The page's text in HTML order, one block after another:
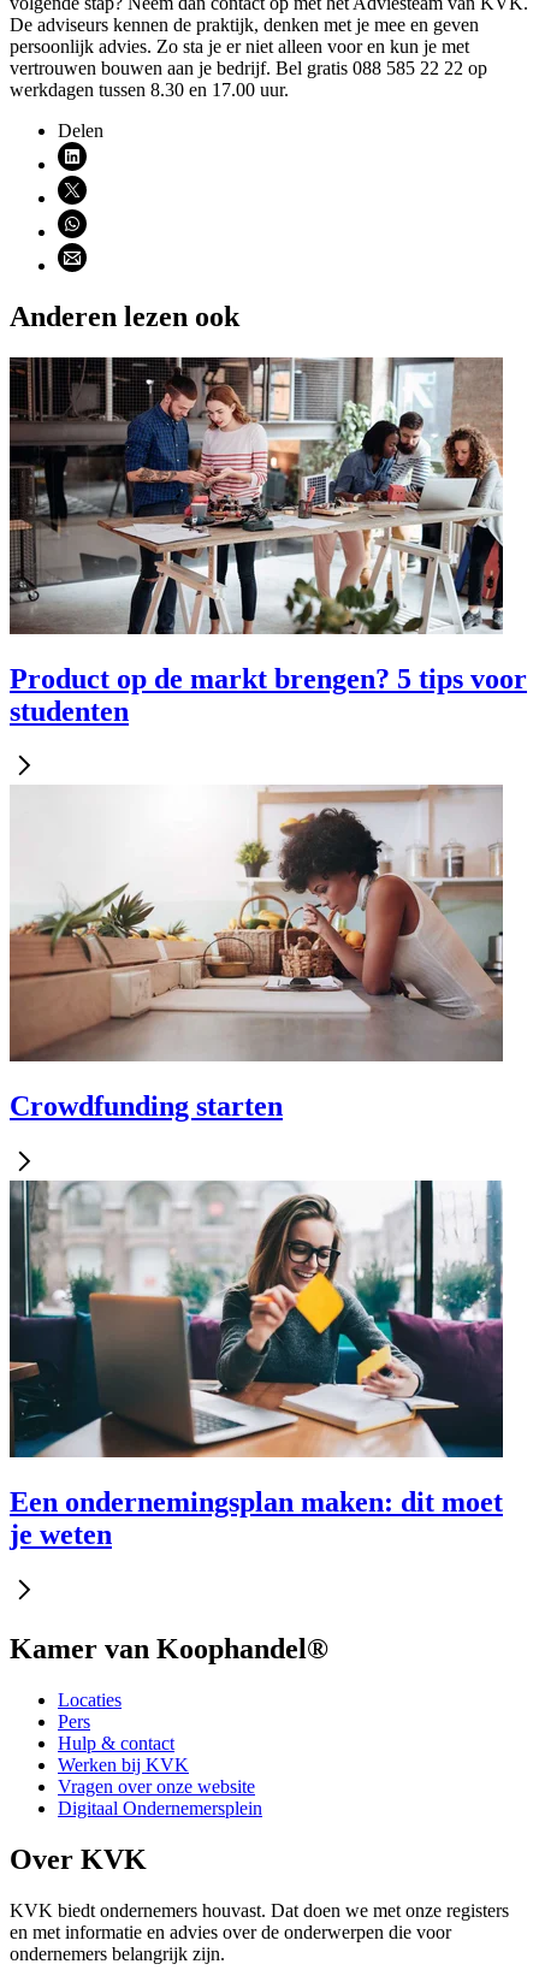
De adviseurs kennen de praktijk, denken met je mee en geven
persoonlijk advies. Zo sta je er niet alleen voor en kun je met
vertrouwen bouwen aan je bedrijf. Bel gratis 088 585 22 22 op
werkdagen tussen 8.30 en 17.00 uur.
Delen
Deel via LinkedIn (opent nieuw venster)
Deel via X (opent nieuw venster)
Deel via WhatsApp (opent WhatsApp)
Deel via email (opent email programma)
Anderen lezen ook
Product op de markt brengen? 5 tips voor
studenten
Crowdfunding starten
Een ondernemingsplan maken: dit moet
je weten
Kamer van Koophandel®
Locaties
Pers
Hulp & contact
Werken bij KVK
Vragen over onze website
Digitaal Ondernemersplein
Over KVK
KVK biedt ondernemers houvast. Dat doen we met onze registers
en met informatie en advies over de onderwerpen die voor
ondernemers belangrijk zijn.